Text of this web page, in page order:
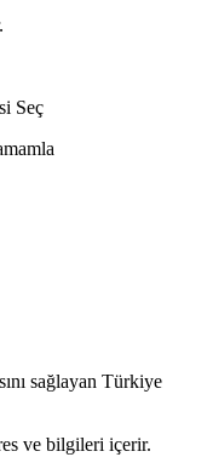
Seç
sağlayan Türkiye
ve bilgileri içerir.